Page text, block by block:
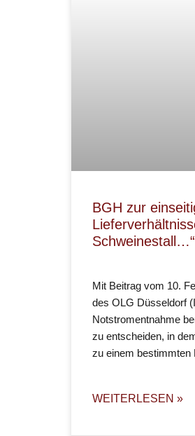
BGH zur
Schweinestall…“
Mit Beitrag vom 10.
des OLG Düsseldorf
Notstromentnahme
zu entscheiden, in
zu einem bestimmten
WEITERLESEN »